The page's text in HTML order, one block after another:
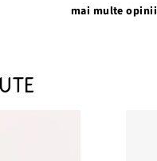
mai multe opinii